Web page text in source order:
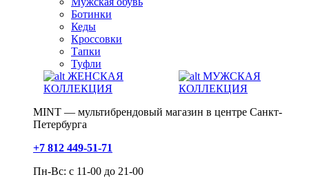
Ботинки
Кеды
Кроссовки
Тапки
Туфли
ЖЕНСКАЯ
КОЛЛЕКЦИЯ
МУЖСКАЯ
КОЛЛЕКЦИЯ
MINT — мультибрендовый магазин в центре Санкт-
Петербурга
+7 812 449-51-71
Пн-Вс: с 11-00 до 21-00